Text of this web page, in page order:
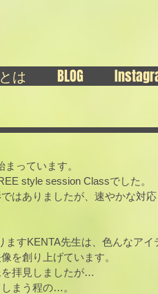
は BLOG
っています。
style session Classでした。
はありましたが、速やかな対
ますKENTA先生は、色んなア
を創り上げています。
拝見しましたが…
まう程の…。